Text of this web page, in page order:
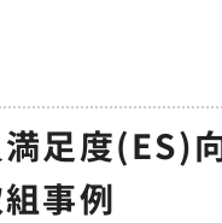
満足度(ES)
事例